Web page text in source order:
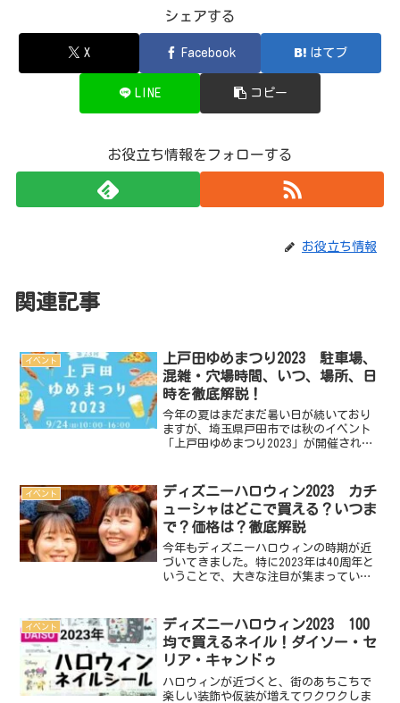
シェアする
X Facebook はてブ
LINE コピー
お役立ち情報をフォローする
お役立ち情報
関連記事
イベント
上戸田ゆめまつり2023 駐車場、
混雑・穴場時間、いつ、場所、日
時を徹底解説！
今年の夏はまだまだ暑い日が続いており
ますが、埼玉県戸田市では秋のイベント
「上戸田ゆめまつり2023」が開催されま
おいしいフードが食べられると評判で
す。さらに、戸田市内で...
イベント
ディズニーハロウィン2023 カチ
ューシャはどこで買える？いつま
で？価格は？徹底解説
今年もディズニーハロウィンの時期が近
づいてきました。特に2023年は40周年と
いうことで、大きな注目が集まっていま
雰囲気を一層盛り上げてくれます。なか
でもカチューシャは...
イベント
ディズニーハロウィン2023 100
均で買えるネイル！ダイソー・セ
リア・キャンドゥ
ハロウィンが近づくと、街のあちこちで
楽しい装飾や仮装が増えてワクワクしま